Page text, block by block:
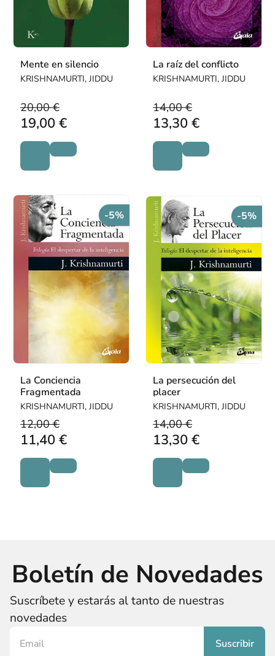
Mente en silencio
KRISHNAMURTI, JIDDU
20,00 €
19,00 €
La raíz del conflicto
KRISHNAMURTI, JIDDU
14,00 €
13,30 €
-5%
La Conciencia
Fragmentada
KRISHNAMURTI, JIDDU
12,00 €
11,40 €
-5%
La persecución del
placer
KRISHNAMURTI, JIDDU
14,00 €
13,30 €
Boletín de Novedades
Suscríbete y estarás al tanto de nuestras
novedades